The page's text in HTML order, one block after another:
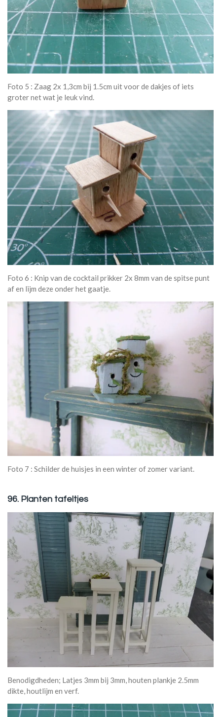
Foto 5 : Zaag 2x 1,3cm bij 1.5cm uit voor de dakjes of iets
groter net wat je leuk vind.
Foto 6 : Knip van de cocktail prikker 2x 8mm van de spitse punt
af en lijm deze onder het gaatje.
Foto 7 : Schilder de huisjes in een winter of zomer variant.
96. Planten tafeltjes
Benodigdheden; Latjes 3mm bij 3mm, houten plankje 2.5mm
dikte, houtlijm en verf.